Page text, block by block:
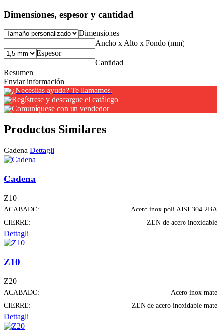
Dimensiones, espesor y cantidad
Dimensiones
Ancho x Alto x Fondo (mm)
Espesor
Cantidad
Resumen
Enviar información
¿Necesitas ayuda? Te llamamos.
Regístrese y descargue el catálogo
Comuníquese con un vendedor
Productos Similares
Cadena Dettagli
Cadena
Z10
ACABADO:
Acero inox poli AISI 304 2BA
CIERRE:
ZEN de acero inoxidable
Dettagli
Z10
Z20
ACABADO:
Acero inox mate
CIERRE:
ZEN de acero inoxidable mate
Dettagli